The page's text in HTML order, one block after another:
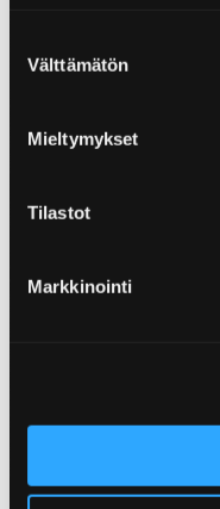
valinta
Välttämätön
Mieltymykset
Tilastot
Markkinointi
Customer